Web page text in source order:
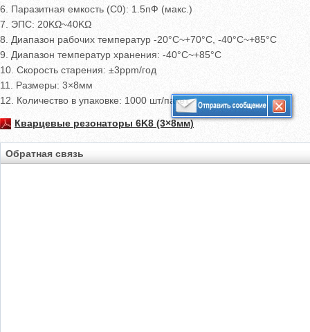
6. Паразитная емкость (C0): 1.5пФ (макс.)
7. ЭПС: 20KΩ~40KΩ
8. Диапазон рабочих температур -20°C~+70°C, -40°C~+85°C
9. Диапазон температур хранения: -40°C~+85°C
10. Скорость старения: ±3ppm/год
11. Размеры: 3×8мм
12. Количество в упаковке: 1000 шт/пакет.
Кварцевые резонаторы 6K8 (3×8мм)
Обратная связь